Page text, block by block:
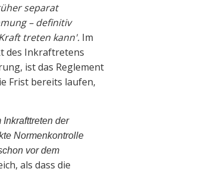
separat
– definitiv
treten kann'. Im
des Inkraftretens
ist das Reglement
Frist bereits laufen,
der
Normenkontrolle
vor dem
als dass die